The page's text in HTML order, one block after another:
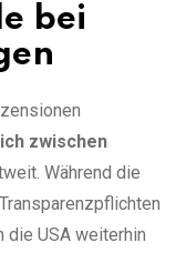
bei
zwischen
Während die
die USA weiterhin